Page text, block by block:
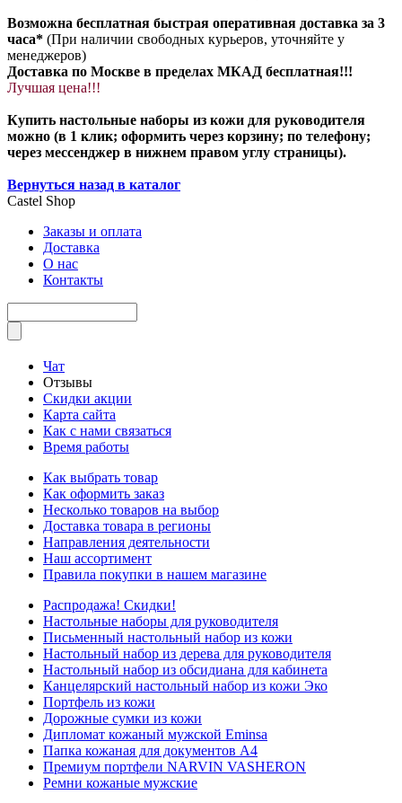
Возможна бесплатная быстрая оперативная доставка за 3
часа* (При наличии свободных курьеров, уточняйте у
менеджеров)
Доставка по Москве в пределах МКАД бесплатная!!!
Лучшая цена!!!
Купить настольные наборы из кожи для руководителя
можно (в 1 клик; оформить через корзину; по телефону;
через мессенджер в нижнем правом углу страницы).
Вернуться назад в каталог
Castel Shop
Заказы и оплата
Доставка
О нас
Контакты
Чат
Отзывы
Скидки акции
Карта сайта
Как с нами связаться
Время работы
Как выбрать товар
Как оформить заказ
Несколько товаров на выбор
Доставка товара в регионы
Направления деятельности
Наш ассортимент
Правила покупки в нашем магазине
Распродажа! Скидки!
Настольные наборы для руководителя
Письменный настольный набор из кожи
Настольный набор из дерева для руководителя
Настольный набор из обсидиана для кабинета
Канцелярский настольный набор из кожи Эко
Портфель из кожи
Дорожные сумки из кожи
Дипломат кожаный мужской Eminsa
Папка кожаная для документов А4
Премиум портфели NARVIN VASHERON
Ремни кожаные мужские